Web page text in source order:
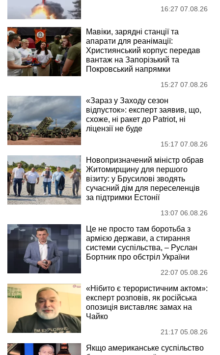
16:27 07.08.26
Мавіки, зарядні станції та
апарати для реанімації:
Християнський корпус передав
вантаж на Запорізький та
Покровський напрямки
15:27 07.08.26
«Зараз у Заходу сезон
відпусток»: експерт заявив, що,
схоже, ні ракет до Patriot, ні
ліцензії не буде
15:17 07.08.26
Новопризначений міністр обрав
Житомирщину для першого
візиту: у Брусилові зводять
сучасний дім для переселенців
за підтримки Естонії
13:07 06.08.26
Це не просто там боротьба з
армією держави, а стирання
системи суспільства, – Руслан
Бортник про обстріл України
22:07 05.08.26
«Нібито є терористичним актом»:
експерт розповів, як російська
опозиція виставляє замах на
Чайко
21:17 05.08.26
Якщо американське суспільство